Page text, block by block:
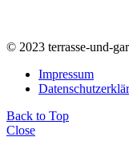
© 2023 terrasse-und-
Impressum
Back to Top
Close